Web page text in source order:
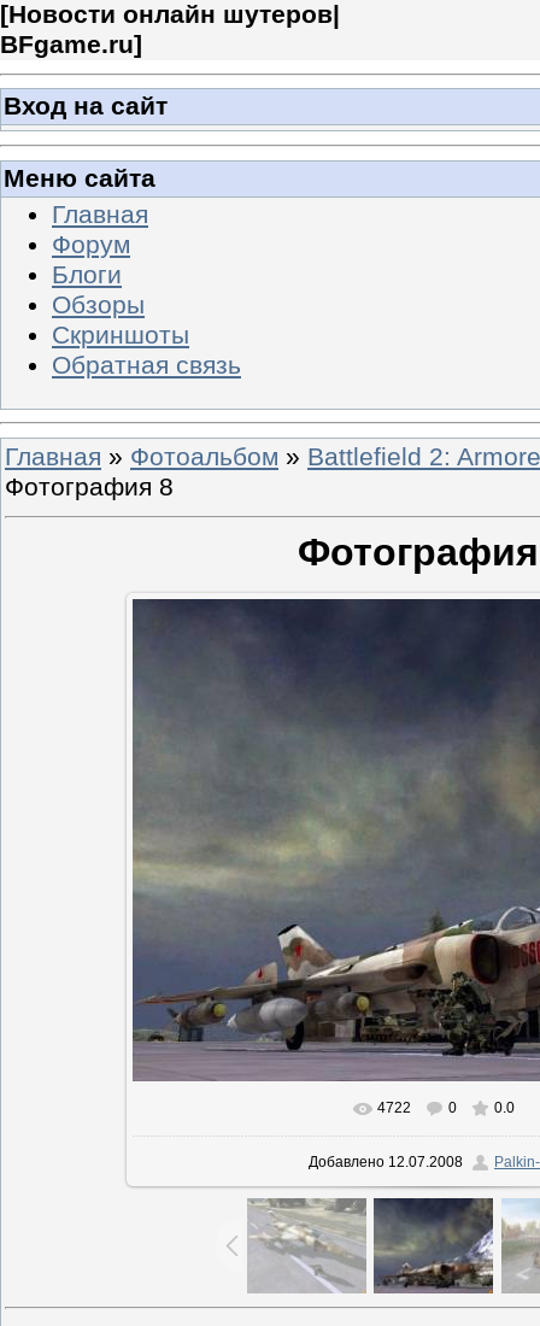
[Новости онлайн шутеров|
BFgame.ru]
Вход на сайт
Меню сайта
Главная
Форум
Блоги
Обзоры
Скриншоты
Обратная связь
Главная » Фотоальбом » Battlefield 2:
Фотография 8
В реальном размере 960x768
4722 0 0.0
Добавлено 12.07.2008